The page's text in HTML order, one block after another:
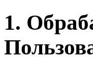
1.